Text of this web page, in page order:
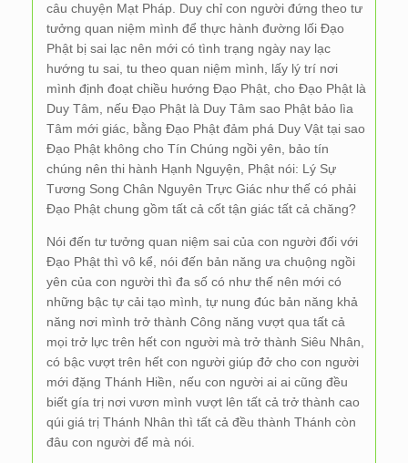
câu chuyện Mạt Pháp. Duy chỉ con người đứng theo tư
tưởng quan niệm mình để thực hành đường lối Đạo
Phật bị sai lạc nên mới có tình trạng ngày nay lạc
hướng tu sai, tu theo quan niệm mình, lấy lý trí nơi
mình định đoạt chiều hướng Đạo Phật, cho Đạo Phật là
Duy Tâm, nếu Đạo Phật là Duy Tâm sao Phật bảo lìa
Tâm mới giác, bằng Đạo Phật đảm phá Duy Vật tại sao
Đạo Phật không cho Tín Chúng ngồi yên, bảo tín
chúng nên thi hành Hạnh Nguyện, Phật nói: Lý Sự
Tương Song Chân Nguyên Trực Giác như thế có phải
Đạo Phật chung gồm tất cả cốt tận giác tất cả chăng?
Nói đến tư tưởng quan niệm sai của con người đối với
Đạo Phật thì vô kể, nói đến bản năng ưa chuộng ngồi
yên của con người thì đa số có như thế nên mới có
những bậc tự cải tạo mình, tự nung đúc bản năng khả
năng nơi mình trở thành Công năng vượt qua tất cả
mọi trở lực trên hết con người mà trở thành Siêu Nhân,
có bậc vượt trên hết con người giúp đở cho con người
mới đặng Thánh Hiền, nếu con người ai ai cũng đều
biết gía trị nơi vươn mình vượt lên tất cả trở thành cao
qúi giá trị Thánh Nhân thì tất cả đều thành Thánh còn
đâu con người để mà nói.